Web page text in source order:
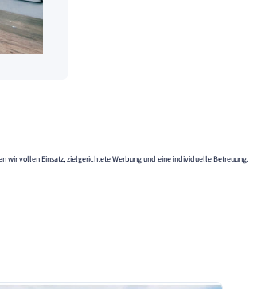
wir vollen Einsatz, zielgerichtete Werbung und eine individuelle Betreuung.